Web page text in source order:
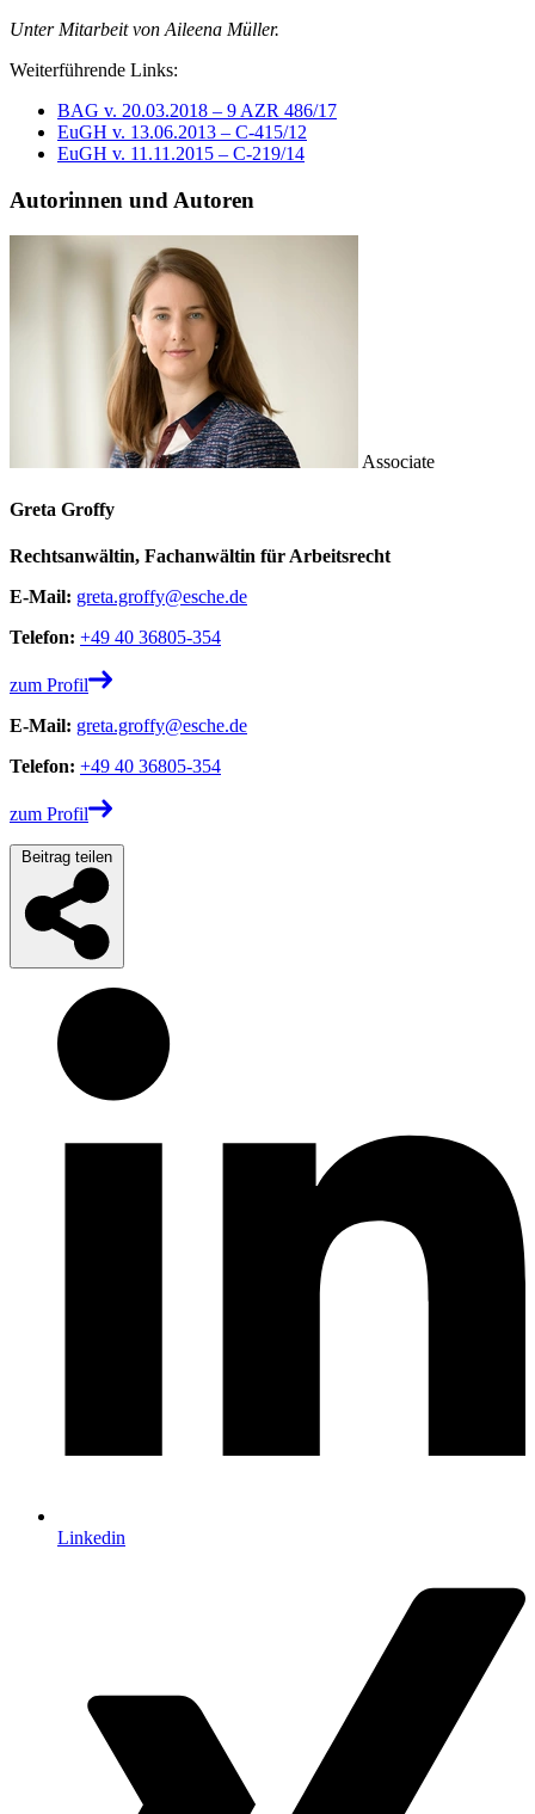
Unter Mitarbeit von Aileena Müller.
Weiterführende Links:
BAG v. 20.03.2018 – 9 AZR 486/17
EuGH v. 13.06.2013 – C-415/12
EuGH v. 11.11.2015 – C-219/14
Autorinnen und Autoren
Associate
Greta Groffy
Rechtsanwältin, Fachanwältin für Arbeitsrecht
E-Mail: greta.groffy@esche.de
Telefon: +49 40 36805-354
zum Profil
E-Mail: greta.groffy@esche.de
Telefon: +49 40 36805-354
zum Profil
Beitrag teilen
Linkedin